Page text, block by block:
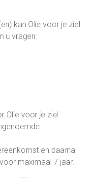
kan Olie voor je ziel
u vragen:
Olie voor je ziel
en daarna
maximaal 7 jaar.